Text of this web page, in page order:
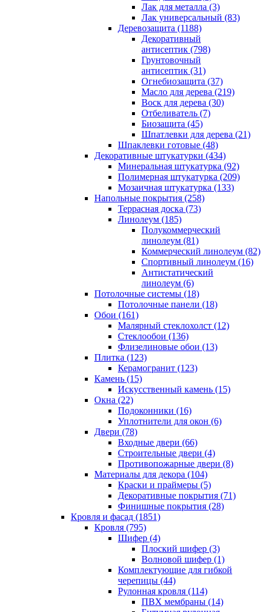
Лак для металла (3)
Лак универсальный (83)
Деревозащита (1188)
Декоративный
антисептик (798)
Грунтовочный
антисептик (31)
Огнебиозащита (37)
Масло для дерева (219)
Воск для дерева (30)
Отбеливатель (7)
Биозащита (45)
Шпатлевки для дерева (21)
Шпаклевки готовые (48)
Декоративные штукатурки (434)
Минеральная штукатурка (92)
Полимерная штукатурка (209)
Мозаичная штукатурка (133)
Напольные покрытия (258)
Террасная доска (73)
Линолеум (185)
Полукоммерческий
линолеум (81)
Коммерческий линолеум (82)
Спортивный линолеум (16)
Антистатический
линолеум (6)
Потолочные системы (18)
Потолочные панели (18)
Обои (161)
Малярный стеклохолст (12)
Стеклообои (136)
Флизелиновые обои (13)
Плитка (123)
Керамогранит (123)
Камень (15)
Искусственный камень (15)
Окна (22)
Подоконники (16)
Уплотнители для окон (6)
Двери (78)
Входные двери (66)
Строительные двери (4)
Противопожарные двери (8)
Материалы для декора (104)
Краски и праймеры (5)
Декоративные покрытия (71)
Финишные покрытия (28)
Кровля и фасад (1851)
Кровля (795)
Шифер (4)
Плоский шифер (3)
Волновой шифер (1)
Комплектующие для гибкой
черепицы (44)
Рулонная кровля (114)
ПВХ мембраны (14)